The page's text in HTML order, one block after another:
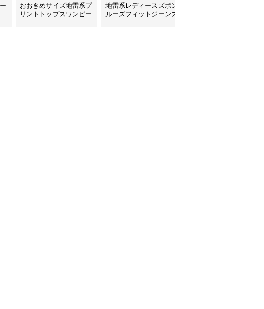
おおきめサイズ地雷系プ
リントトップスワンピー
地雷系レディースズボン
ルーズフィットジーンズ